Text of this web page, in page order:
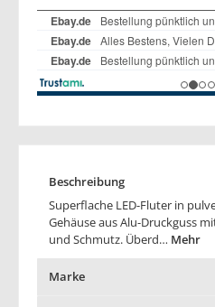
Beschreibung
Superflache LED-Fluter in
Gehäuse aus Alu-Druckguss
und Schmutz. Überd… Mehr
Marke